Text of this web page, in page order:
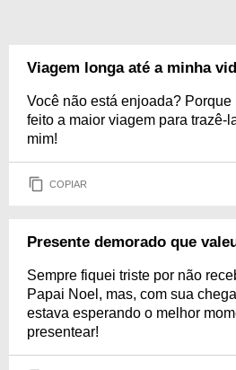
Viagem longa até a minha
Você não está enjoada?
feito a maior viagem para trazê-
mim!
COPIAR
Presente demorado que
Sempre fiquei triste por não
Papai Noel, mas, com sua
estava esperando o melhor
presentear!